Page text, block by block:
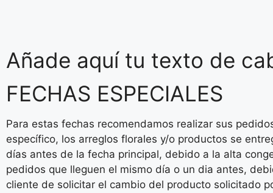
Añade aquí tu texto de
FECHAS ESPECIALES
Para estas fechas recomendamos realizar sus
específico, los arreglos florales y/o productos se
días antes de la fecha principal, debido a la alta
pedidos que lleguen el mismo día o un dia antes,
cliente de solicitar el cambio del producto solicitado